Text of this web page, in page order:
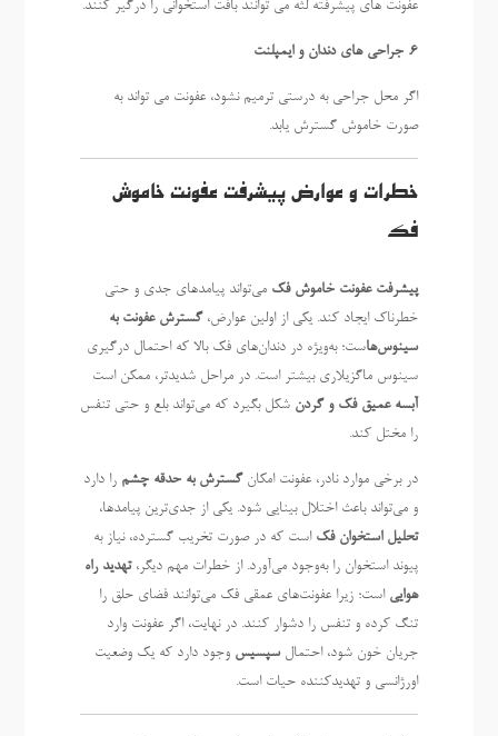
عفونت های پیشرفته لثه می توانند بافت استخوانی را درگیر کنند.
6. جراحی های دندان و ایمپلنت
اگر محل جراحی به درستی ترمیم نشود، عفونت می تواند به
صورت خاموش گسترش یابد.
خطرات و عوارض پیشرفت عفونت خاموش
فک
پیشرفت عفونت خاموش فک می‌تواند پیامدهای جدی و حتی
خطرناک ایجاد کند. یکی از اولین عوارض،گسترش عفونت به
سینوس‌هاست؛ به‌ویژه در دندان‌های فک بالا که احتمال درگیری
سینوس ماگزیلاری بیشتر است. در مراحل شدیدتر، ممکن است
آبسه عمیق فک و گردن شکل بگیرد که می‌تواند بلع و حتی تنفس
را مختل کند.
در برخی موارد نادر، عفونت امکانگسترش به حدقه چشم را دارد
و می‌تواند باعث اختلال بینایی شود. یکی از جدی‌ترین پیامدها،
تحلیل استخوان فک است که در صورت تخریب گسترده، نیاز به
پیوند استخوان را به‌وجود می‌آورد. از خطرات مهم دیگر،تهدید راه
هوایی است؛ زیرا عفونت‌های عمقی فک می‌توانند فضای حلق را
تنگ کرده و تنفس را دشوار کنند. در نهایت، اگر عفونت وارد
جریان خون شود، احتمالسپسیس وجود دارد که یک وضعیت
اورژانسی و تهدیدکننده حیات است.